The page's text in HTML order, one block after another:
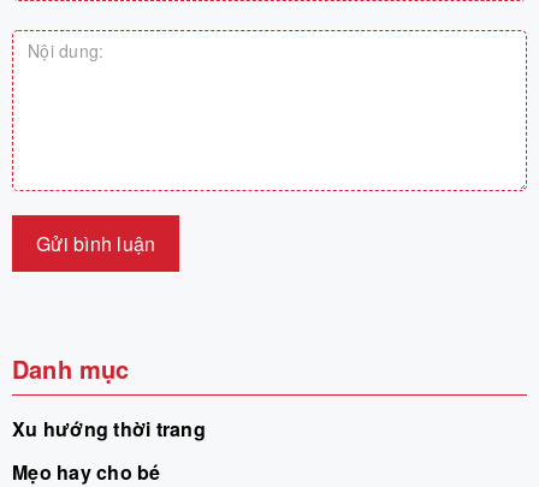
Gửi bình luận
Danh mục
Xu hướng thời trang
Mẹo hay cho bé